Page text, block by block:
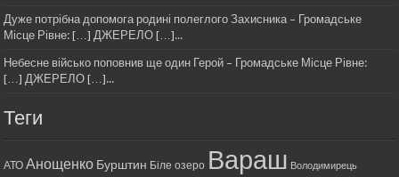
Дуже потрібна допомога родині полеглого Захисника – Громадське
Місце Рівне: […] ДЖЕРЕЛО […]...
Небесне військо поповнив ще один Герой – Громадське Місце Рівне:
[…] ДЖЕРЕЛО […]...
Теги
АТО Анощенко Бурштин Біле озеро Вараш Володимирець